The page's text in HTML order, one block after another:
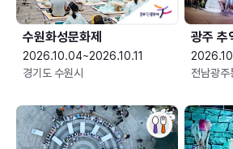
수원화성문화제
2026.10.04~2026.10.11
경기도 수원시
광주 추
전남광주